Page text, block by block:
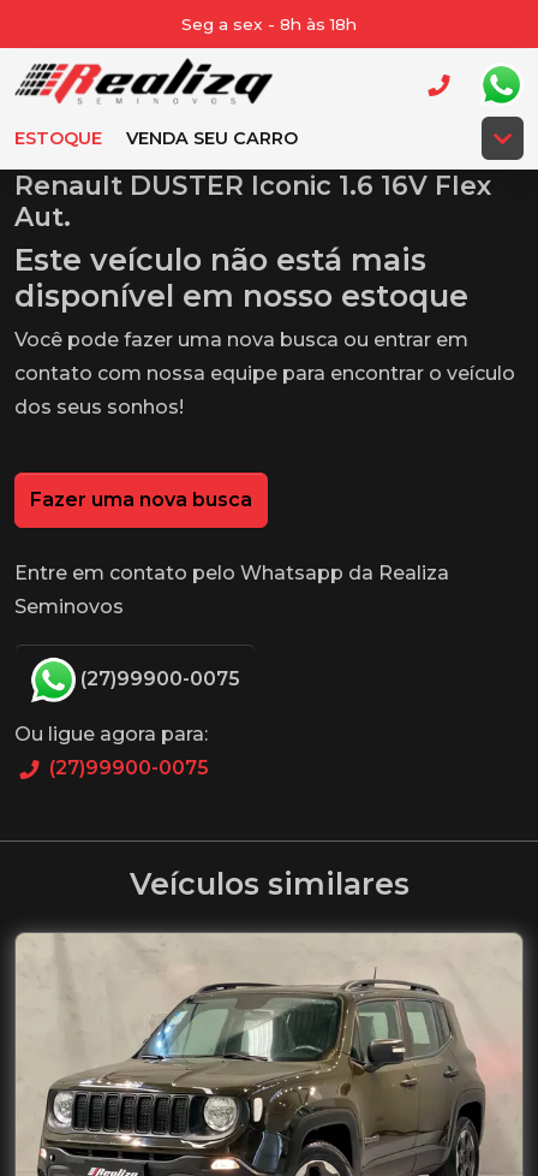
Seg a sex - 8h às 18h
ESTOQUE VENDA SEU CARRO
Renault DUSTER Iconic 1.6 16V Flex
Aut.
Este veículo não está mais
disponível em nosso estoque
Você pode fazer uma nova busca ou entrar em
contato com nossa equipe para encontrar o veículo
dos seus sonhos!
Fazer uma nova busca
Entre em contato pelo Whatsapp da Realiza
Seminovos
(27)99900-0075
Ou ligue agora para:
(27)99900-0075
Veículos similares